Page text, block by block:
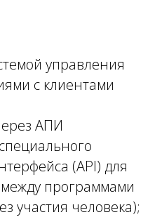
управления
с клиентами
АПИ
(API) для
программами
участия человека);